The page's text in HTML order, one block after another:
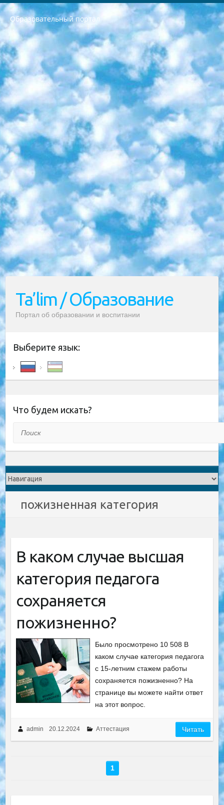
Образовательный портал
РЕСПУБЛИКА УЗБЕКИСТАН МИНИСТРЕРСТВО ДОШКОЛЬНОГО И ШКОЛЬНОГО ОБРАЗОВАНИЯ КОМАНДА в общеобразовательных учреждениях в 2023-2024 учебном году организация и проведение итоговой государственной аттестации обучающихся о Министра дошкольного и школьного образования Республики Узбекистан от 4 марта 2008 года (постановлением Минюста от 20 марта 2008 года № 1778 государственной регистрации) «Итоговое состояние учащихся общего среднего образования на основании положения об утверждении положения об аттестации общего среднего образования выпускной экзамен студентов в образовательных учреждениях в 2023-2024 учебном году В целях организации и прохождения аттестации приказываю: 1. Следующее: перечень предметов, по которым будет проводиться итоговая государственная аттестация и экзамен формы перевода согласно приложению 1; сертификаты международного образца, оценивающие уровень владения иностранными языками перечень согласно приложению 2; 2. Педагогический при специализированных образовательных учреждениях. научно-практический центр квалификации и международной оценки (Д.Давидова) 2024 г. До 25 марта: задания по предметам, по которым будет проводиться итоговая аттестация разработка и утверждение технических условий; итоговая аттестация на основании разработанного предметного задания разработка вопросов по предметам (устно и письменно), экзамен передача; общеобразовательные средние школы и специальные учебные заведения учащиеся выпускных классов школ и интернатов в агентской системе подготовка базы данных экзаменационных материалов и критериев оценки; перевод базы экзаменационных материалов на все языки обучения подать в Республиканский образовательный центр для изготовления; варианты экзаменов на основе разработанных контрольных материалов пусть будут поставлены задачи формирования. 3. Республиканский образовательный центр (Ш.Худайкулов) до 5 апреля 2024 года. до: база данных предоставленных экзаменационных материалов на все языки обучения перевод и экспертиза; для слепых, слабовидящих, глухих, слабослышащих и умственно отсталых детей учащиеся выпускных классов специализированных школ и школ-интернатов база данных экзаменационных материалов на всех преподаваемых языках подготовка критериев оценки; специализированные школы для умственно отсталых детей и технологии для учащихся выпускных классов школ-интернатов разработка соответствующих рекомендаций и критериев проведения ЕГЭ по естествознанию давать задания. 4. Педагогический при специализированных образовательных учреждениях. Научно-практический центр навыков и международной оценки (Д.Давидова), Республика образовательный центр (Худайкулов Ш.) итоговый государственный аттестационный экзамен ориентирован на творческое и логическое мышление при подготовке базы материалов учитывать введение заданий. 5. Следует отметить, что: сертификат государственного образца о знании общеобразовательного предмета и как минимум национальный уровень B1 по предметам на иностранных языках, указанным в Приложении 2. или международно признанный сертификат эквивалентного уровня студенты, изучающие определенный предмет, освобождаются от экзамена; по соответствующим предметам запланирована итоговая государственная аттестация за день до дня, путем жеребьевки Рабочей группой (в письменной форме по предметам, проводимым в форме) из числа сформированных вариантов выбрано 2 варианта; 2 выбранных варианта экзамена анонсированы на официальном сайте министерства и все выпускники по всей стране на основе этих вариантов проводит итоговую государственную аттестацию. 6. Государственное образование учащихся средних общеобразовательных учреждений. знания в соответствии с квалификационными требованиями, которые необходимо приобрести на основании стандартов итоговый (выпускной) контроль для 9 и 11 классов в целях тестирования Экзамены (далее – экзамены) состоят из предметов, перечисленных в приложении 1. будет сделано. 7. Экзамены пройдут с 26 мая по 15 июня 2024 г. (кроме науки физического воспитания). 8. Физическая для учащихся 9 классов общесредних образовательных учреждений. Экзамены по предмету «Образование, квалификация медицина» 1-6 мая 2024 года. сотрудники перевести под присмотр (с отклонениями в физическом или умственном развитии) специализированная школа для детей, школы-интернаты и со сколиозом школы-интернаты санаторного типа для больных детей исключены). 9. Он был слепым, слабовидящим и имел нарушения опорно-двигательного аппарата. экзамены в специализированных школах и интернатах для детей должны проводиться исходя из требований, предъявляемых к общеобразовательным учреждениям (физкультура кроме науки). 10. Специализированная школа для глухих и слабослышащих детей. и экзамены в интернатах и быть реализован в виде письменного теста по математике. 11. Специальность для умственно отсталых детей. Для 9 класса Родной язык и литературное письмо Государственный язык (язык обучения – узбекский). для неклассов) написано Математическое письмо Письменная/устная история Узбекистана Физическое воспитание практично Итоговый контроль Для 11 класса Написание родного языка и литературы (эссе) Математическое письмо Узбекский язык (обучение на узбекском языке) не посещающее общее среднее образование для учреждений)/Образовательное учреждение выбор письменный и устный Иностранный язык письменный/устный Письменная/устная история Узбекистана *По выбору студента:  Химия  Физика  Основы государственного права  География 10 бесплатных образовательных ресурсов - Мы составили подборку онлайн-проектов с интерактивными упражнениями, видеолекциями и статьями. Они помогут вам обрести новые и освежить старые знания бесплатно. 1. «ИНТУИТ» Старейшая образовательная площадка Рунета. Здесь вы найдёте сотни текстовых и видеокурсов на десятки различных тем — от программирования до психологии. Многие курсы подготовлены российскими университетами и крупными международными компаниями вроде Intel и Microsoft. Самостоятельное обучение бесплатное, но желающие могут оплатить услуги персональных наставников. 2. «Смартия» знакомит с актуальными профессиями и подсказывает, как им обучаться. Выбрав заинтересовавшую вас специальность — SMM-специалист, фотограф, веб-дизайнер или другую, — увидите список необходимых для неё умений. Чтобы вы могли освоить их самостоятельно, для каждого умения площадка отображает подборку ссылок на учебные материалы. Хотя «Смартия» ориентируется на русскоязычную аудиторию, часть контента всё же доступна только на английском. 3. «Лекторий Физтеха» Проект Московского физико-технического института (Физтеха). С его помощью вы можете смотреть онлайн серии лекций, записанные на видео в этом вузе. В числе доступных предметов — физика, биология, химия, информационные технологии и другие. К некоторым лекциям администрация ресурса прилагает готовые конспекты, которые можно скачивать в PDF-формате. 4. ITMOcourses Онлайн-площадка Санкт-Петербургского национального исследовательского университета информационных технологий, механики и оптики (ИТМО). Ресурс предоставляет свободный доступ к курсам, разработанным в этом вузе. Каталог материалов разбит на четыре категории: «Оптические системы и технологии», «Приборостроение и робототехника», «Информационные технологии» и «Биотехнологии». Курсы состоят из видеолекций, интерактивных демонстраций и заданий. 5. «КиберЛенинка» Электронная научная библиотека открытого доступа. Каталог площадки регулярно обрастает текстами статей из различных научных изданий. Сгруппированные по журналам и рубрикам публикации можно читать онлайн или скачивать целиком в PDF-формате. Проект нацелен на популяризацию науки за счёт открытого доступа к качественной информации. 6. «ПостНаука» На этом ресурсе публикуют подборки видеолекций, составленные экспертами из разных отраслей и объединённые общими темами. Среди них, к примеру, есть серии «Биоинформатика и геномика», «Культура средневековой Скандинавии» и Cinema Studies о теории кино. Каждая подборка лекций — логически связанная история, рассказанная экспертом от первого лица. Кроме того, на сайте появляются научно-образовательные статьи и тесты на разные темы. 7. «Newочём» Команда проекта «Newочём» отбирает самые интересные тексты из англоязычных СМИ и переводит те из них, за которые голосуют участники сообщества «ВКонтакте». По большей части это научно-популярные статьи. Редакторы придумывают лишь заголовки, в остальном содержание переводов соответствует оригиналам. Полные тексты можно читать прямо в социальной сети. 8. InternetUrok Онлайн-база материалов по основным дисциплинам школьной программы. Информация на сайте структурирована по классам, предметам и темам (урокам). Каждый урок состоит из видеолекций и конспектов. Есть также интерактивные тренажёры и тесты для закрепления пройденного материала. Даже если вы давно окончили школу, возможность повторить программу старших классов всегда может пригодиться. 9. Edutainme Ещё один ресурс об образовании. В отличие от Newtonew, как мне кажется, Edutainme больше ориентируется на представителей индустрии: педагогов, предпринимателей, разработчиков образовательных проектов. Но и любой, кто просто стремится к саморазвитию, найдёт на сайте много полезного и интересного для себя. Например, информацию о новых курсах и образовательных сервисах. 10. Newtonew Онлайн-медиа об образовании и обучении в широком смысле. Авторы Newtonew пишут об инструментах, заведениях, тактиках и стратегиях, которые помогают учить других и получать новые знания самостоятельно. На этой площадке вы найдёте новости, обзоры, аналитические мат
Ta’lim / Образование
Портал об образовании и воспитании
Выберите язык:
Что будем искать?
пожизненная категория
В каком случае высшая
категория педагога
сохраняется
пожизненно?
Было просмотрено 10 508 В
каком случае категория педагога
с 15-летним стажем работы
сохраняется пожизненно? На
странице вы можете найти ответ
на этот вопрос.
admin 20.12.2024 Аттестация Читать
1